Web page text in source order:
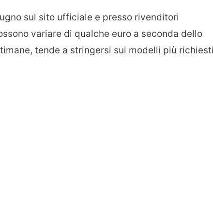
sul sito ufficiale e presso rivenditori
variare di qualche euro a seconda dello
tende a stringersi sui modelli più